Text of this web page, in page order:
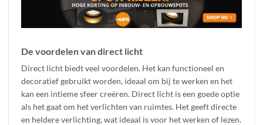
De voordelen van direct licht
Direct licht biedt veel voordelen. Het kan functioneel en
decoratief gebruikt worden, ideaal om bij te werken en het
kan een intieme sfeer creëren. Direct licht is een goede optie
als het gaat om het verlichten van ruimtes. Het geeft directe
en heldere verlichting, wat ideaal is voor het werken of lezen.